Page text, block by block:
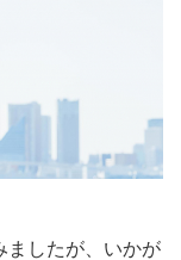
ましたが、いかが